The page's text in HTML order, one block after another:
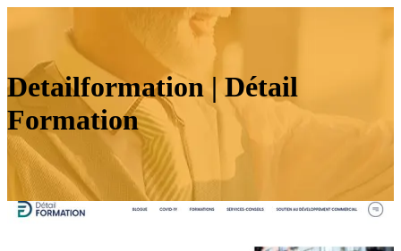
Detailfor­ma­tion | Détail
Formation